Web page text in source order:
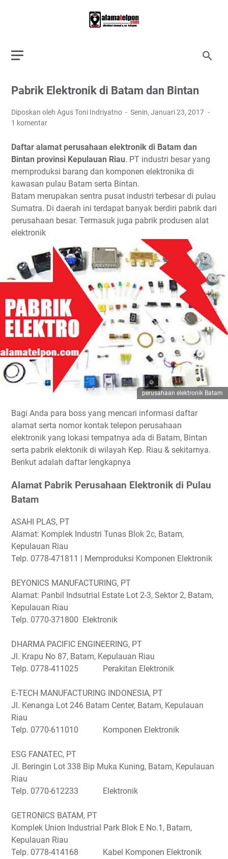
Pabrik Elektronik di Batam dan Bintan
Diposkan oleh Agus Toni Indriyatno
Senin, Januari 23, 2017
1 komentar
Daftar alamat perusahaan elektronik di Batam dan
Bintan provinsi Kepulauan Riau. PT industri besar yang
memproduksi barang dan komponen elektronika di
kawasan pulau Batam serta Bintan.
Batam merupakan sentra pusat industri terbesar di pulau
Sumatra. Di daerah ini terdapat banyak berdiri pabrik dari
perusahaan besar. Termasuk juga pabrik produsen alat
elektronik
perusahaan elektronik Batam
Bagi Anda para boss yang mencari informasi daftar
alamat serta nomor kontak telepon perusahaan
elektronik yang lokasi tempatnya ada di Batam, Bintan
serta pabrik elektonik di wilayah Kep. Riau & sekitarnya.
Berikut adalah daftar lengkapnya
Alamat Pabrik Perusahaan Elektronik di Pulau
Batam
ASAHI PLAS, PT
Alamat: Komplek Industri Tunas Blok 2c, Batam,
Kepulauan Riau
Telp. 0778-471811 | Memproduksi Komponen Elektronik
BEYONICS MANUFACTURING, PT
Alamat: Panbil Indsutrial Estate Lot 2-3, Sektor 2, Batam,
Kepulauan Riau
Telp. 0770-371800 Elektronik
DHARMA PACIFIC ENGINEERING, PT
Jl. Krapu No 87, Batam, Kepulauan Riau
Telp. 0778-411025 Perakitan Elektronik
E-TECH MANUFACTURING INDONESIA, PT
Jl. Kenanga Lot 246 Batam Center, Batam, Kepulauan
Riau
Telp. 0770-611010 Komponen Elektronik
ESG FANATEC, PT
Jl. Beringin Lot 338 Bip Muka Kuning, Batam, Kepulauan
Riau
Telp. 0770-612233 Elektronik
GETRONICS BATAM, PT
Komplek Union Industrial Park Blok E No.1, Batam,
Kepulauan Riau
Telp. 0778-414168 Kabel Komponen Elektronik